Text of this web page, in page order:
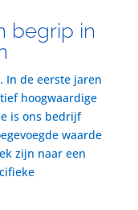
begrip in
In de eerste jaren
hoogwaardige
is ons bedrijf
waarde
zijn naar een